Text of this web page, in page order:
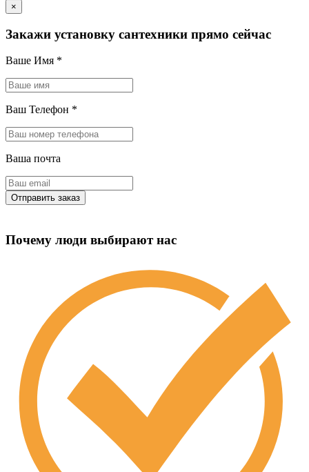
×
Закажи установку сантехники прямо сейчас
Ваше Имя *
Ваш Телефон *
Ваша почта
Почему люди выбирают нас